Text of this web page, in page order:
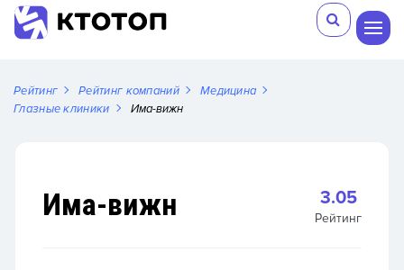
Рейтинг Рейтинг компаний
Медицина
Глазные клиники
Има-вижн
Има-вижн 3.05
Рейтинг